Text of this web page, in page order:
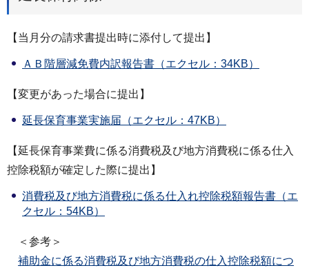
【当月分の請求書提出時に添付して提出】
ＡＢ階層減免費内訳報告書（エクセル：34KB）
【変更があった場合に提出】
延長保育事業実施届（エクセル：47KB）
【延長保育事業費に係る消費税及び地方消費税に係る仕入
控除税額が確定した際に提出】
消費税及び地方消費税に係る仕入れ控除税額報告書（エ
クセル：54KB）
＜参考＞
補助金に係る消費税及び地方消費税の仕入控除税額につ